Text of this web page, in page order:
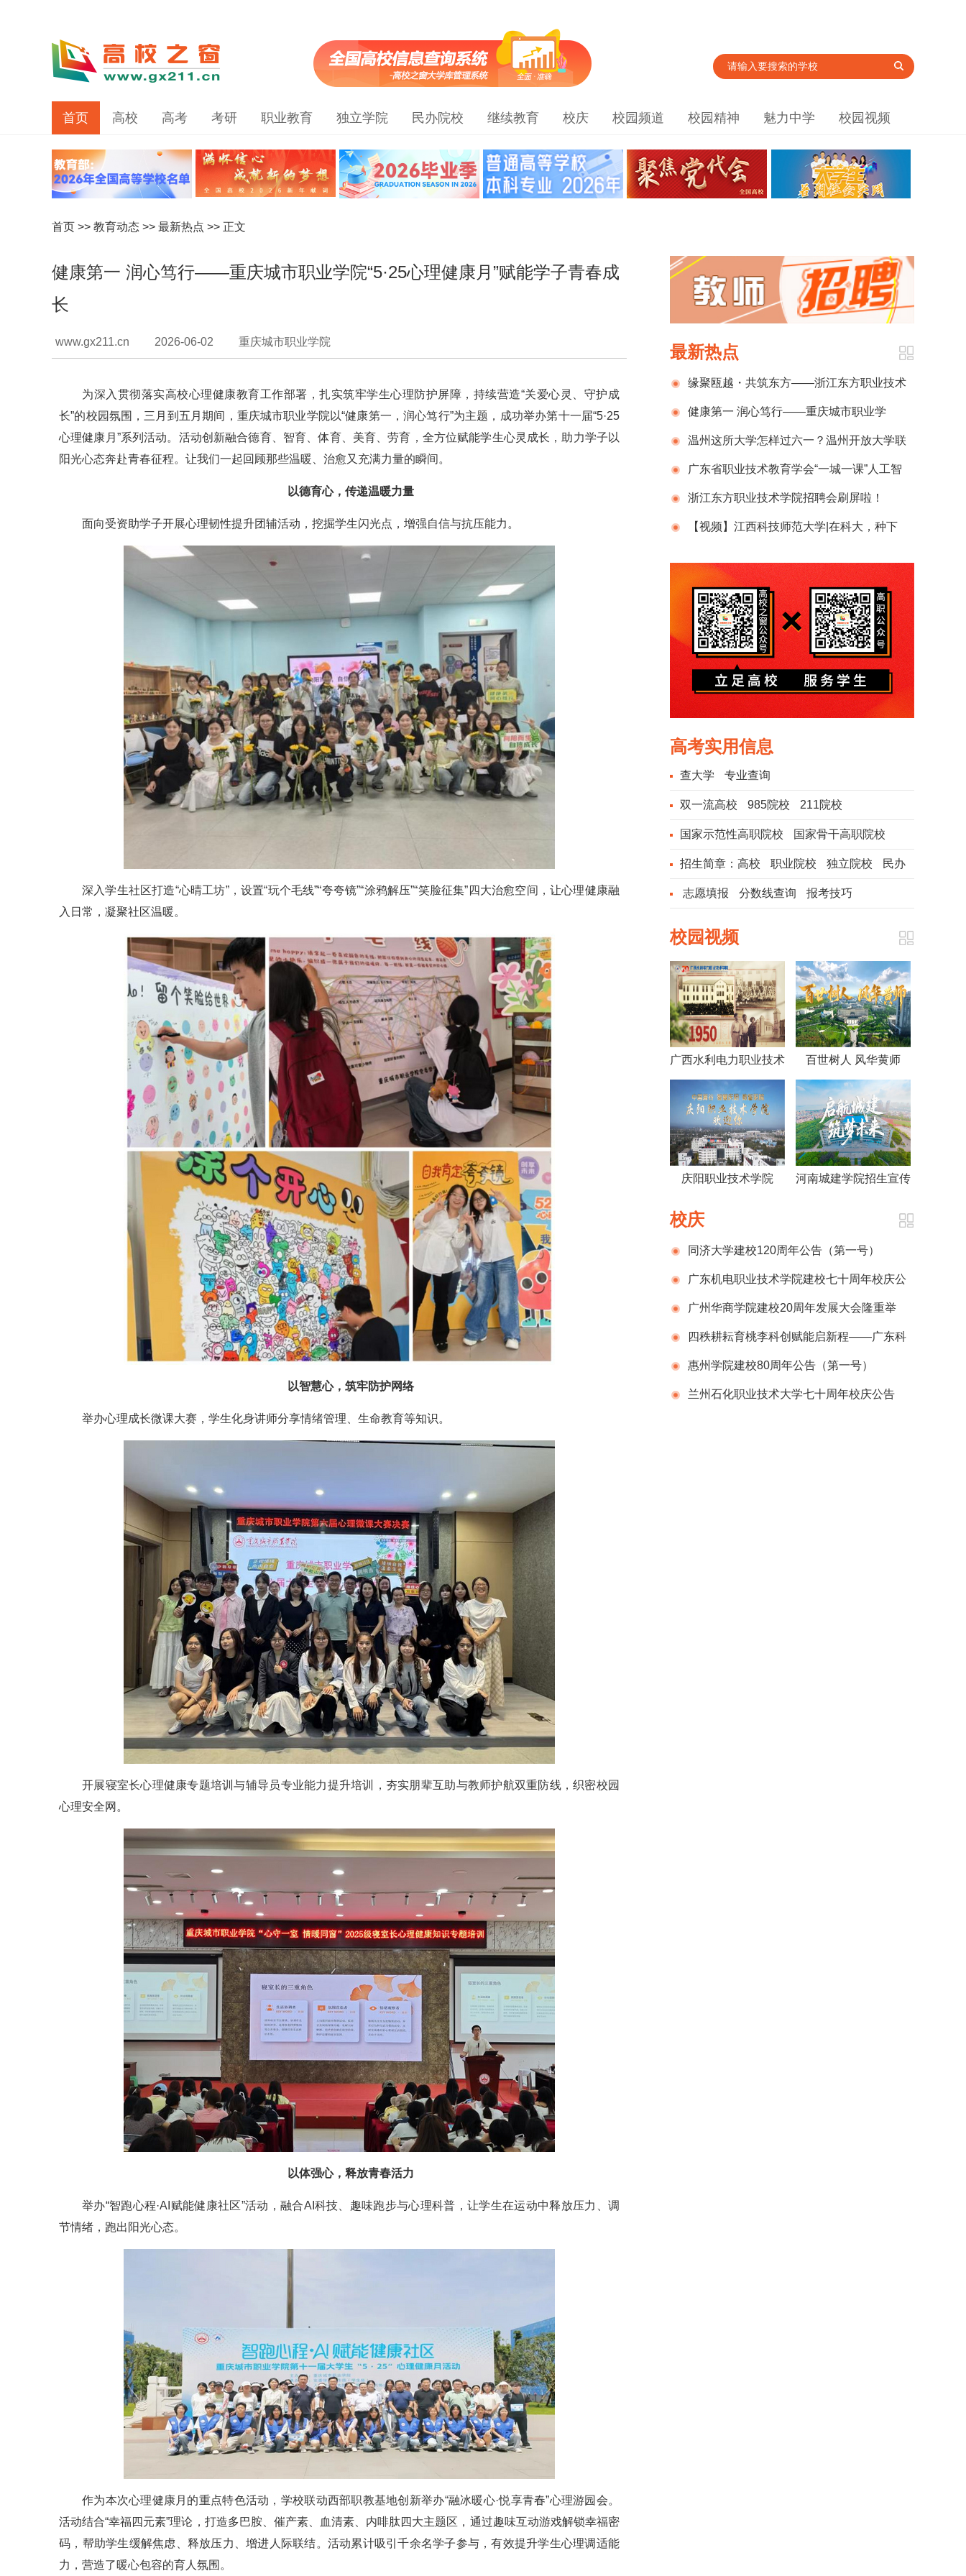
首页 高校 高考 考研 职业教育 独立学院 民办院校 继续教育 校庆 校园频道 校园精神 魅力中学 校园视频
首页 >> 教育动态 >> 最新热点 >> 正文
健康第一 润心笃行——重庆城市职业学院“5·25心理健康月”赋能学子青春成
长
www.gx211.cn 2026-06-02 重庆城市职业学院
为深入贯彻落实高校心理健康教育工作部署，扎实筑牢学生心理防护屏障，持续营造“关爱心灵、守护成
长”的校园氛围，三月到五月期间，重庆城市职业学院以“健康第一，润心笃行”为主题，成功举办第十一届“5·25
心理健康月”系列活动。活动创新融合德育、智育、体育、美育、劳育，全方位赋能学生心灵成长，助力学子以
阳光心态奔赴青春征程。让我们一起回顾那些温暖、治愈又充满力量的瞬间。
以德育心，传递温暖力量
面向受资助学子开展心理韧性提升团辅活动，挖掘学生闪光点，增强自信与抗压能力。
深入学生社区打造“心晴工坊”，设置“玩个毛线”“夸夸镜”“涂鸦解压”“笑脸征集”四大治愈空间，让心理健康融
入日常，凝聚社区温暖。
以智慧心，筑牢防护网络
举办心理成长微课大赛，学生化身讲师分享情绪管理、生命教育等知识。
开展寝室长心理健康专题培训与辅导员专业能力提升培训，夯实朋辈互助与教师护航双重防线，织密校园
心理安全网。
以体强心，释放青春活力
举办“智跑心程·AI赋能健康社区”活动，融合AI科技、趣味跑步与心理科普，让学生在运动中释放压力、调
节情绪，跑出阳光心态。
作为本次心理健康月的重点特色活动，学校联动西部职教基地创新举办“融冰暖心·悦享青春”心理游园会。
活动结合“幸福四元素”理论，打造多巴胺、催产素、血清素、内啡肽四大主题区，通过趣味互动游戏解锁幸福密
码，帮助学生缓解焦虑、释放压力、增进人际联结。活动累计吸引千余名学子参与，有效提升学生心理调适能
力，营造了暖心包容的育人氛围。
最新热点
缘聚瓯越・共筑东方——浙江东方职业技术
学院温州校友会成立大会暨校友返校日圆满举
行
健康第一 润心笃行——重庆城市职业学
院“5·25心理健康月”赋能学子青春成长
温州这所大学怎样过六一？温州开放大学联
合市残联开展“关爱星孩 同行园博”亲子公益活
动
广东省职业技术教育学会“一城一课”人工智
能赋能职业教育培训（江门市会场）成功举办
浙江东方职业技术学院招聘会刷屏啦！
230+企业、3900+岗位，现场火爆到“挤”出圈
【视频】江西科技师范大学|在科大，种下
高考实用信息
查大学 专业查询
双一流高校 985院校 211院校
国家示范性高职院校 国家骨干高职院校
招生简章： 高校 职业院校 独立院校 民办
院校志愿填报 分数线查询 报考技巧
校园视频
广西水利电力职业技术
学院视频《70年，70
人》
百世树人 风华黄师
——黄冈师范学院宣传
片2026版
庆阳职业技术学院 河南城建学院招生宣传
校庆
同济大学建校120周年公告（第一号）
广东机电职业技术学院建校七十周年校庆公
告（第一号）
广州华商学院建校20周年发展大会隆重举
行 四秩耕耘育桃李科创赋能启新程——广东科
学技术职业学院（广东省科技干部学院）举办
建校40周年校庆系列活动
惠州学院建校80周年公告（第一号）
兰州石化职业技术大学七十周年校庆公告